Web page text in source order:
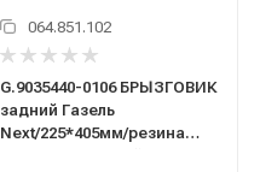
064.851.102
G.9035440-0106 БРЫЗГОВИК
задний Газель
Next/225*405мм/резина